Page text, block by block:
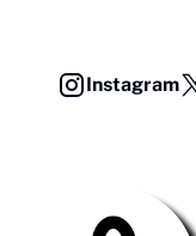
Instagram